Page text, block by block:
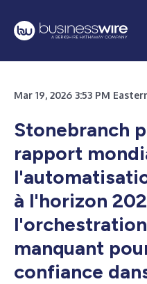
Mar 19, 2026 3:53 PM
Stonebranch
rapport
à l'horizon
manquant
confiance